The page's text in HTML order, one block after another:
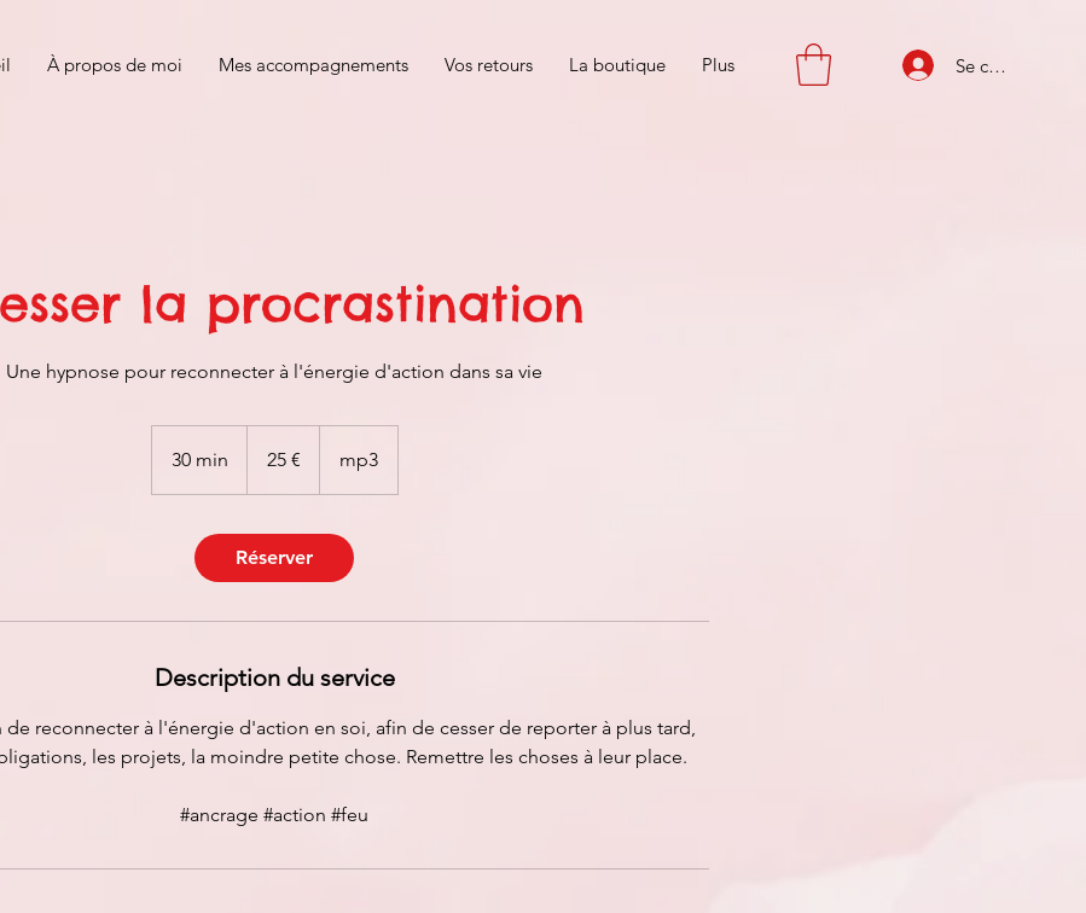
À propos de moi Mes accompagnements Vos retours La boutique Plus Se connecter
la procrastination
Une hypnose pour reconnecter à l'énergie d'action dans sa vie
30 min 25 € mp3
Réserver
Description du service
de reconnecter à l'énergie d'action en soi, afin de cesser de reporter à plus tard,
les projets, la moindre petite chose. Remettre les choses à leur place.
#ancrage #action #feu